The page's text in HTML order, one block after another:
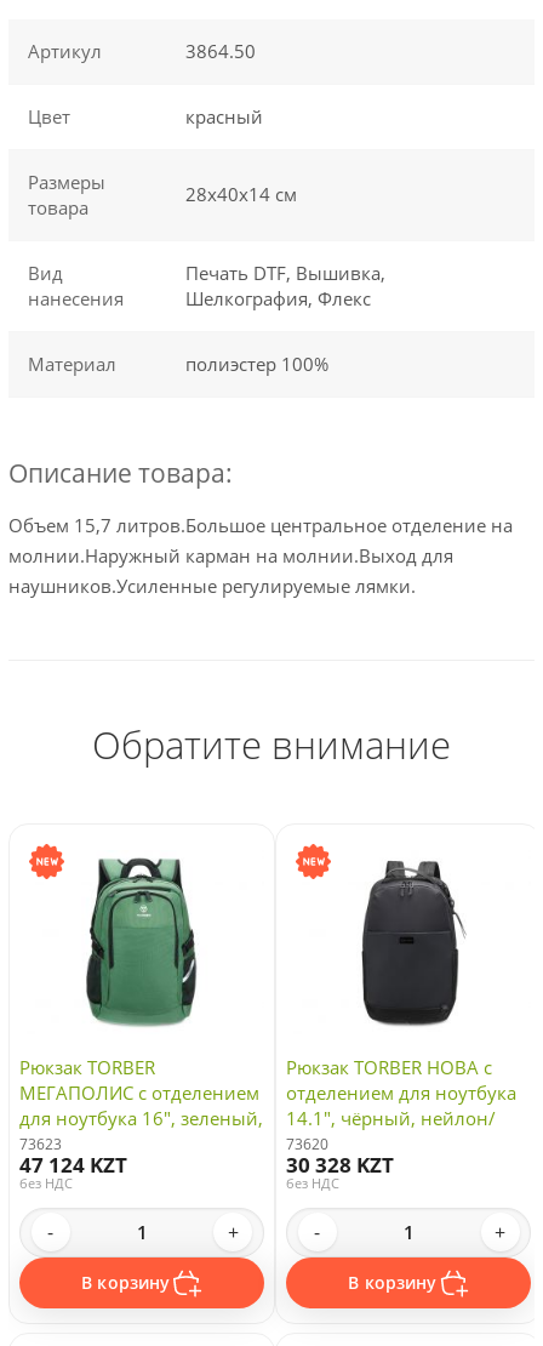
Артикул 3864.50
Цвет красный
Размеры
товара
28х40x14 см
Вид
нанесения
Печать DTF, Вышивка,
Шелкография, Флекс
Материал полиэстер 100%
Описание товара:
Объем 15,7 литров.Большое центральное отделение на
молнии.Наружный карман на молнии.Выход для
наушников.Усиленные регулируемые лямки.
Обратите внимание
Рюкзак TORBER
МЕГАПОЛИС с отделением
для ноутбука 16", зеленый,
полиэстер, 47 х 34 x 28 см
73623
47 124 KZT
без НДС
- +
В корзину
Рюкзак TORBER НОВА с
отделением для ноутбука
14.1", чёрный, нейлон/
полиэстер, 25 х 11 х 43 см
73620
30 328 KZT
без НДС
- +
В корзину